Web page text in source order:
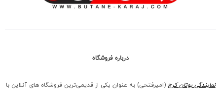
درباره فروشگاه
نمایندگی بوتان کرج (امیرفتحی) به عنوان یکی از قدیمی‌ترین فروشگاه های آنلاین با